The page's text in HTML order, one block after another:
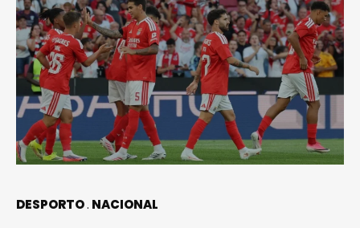
DESPORTO NACIONAL